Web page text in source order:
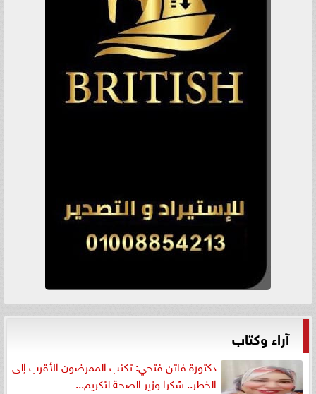
آراء وكتاب
دكتورة فاتن فتحي: تكتب الممرضون الأقرب إلى
الخطر.. شكرا وزير الصحة لتكريم...